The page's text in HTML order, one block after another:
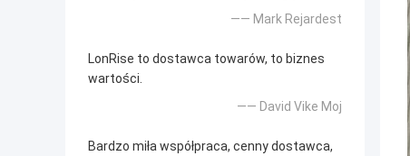
—— Mark Rejardest
LonRise to dostawca towarów, to biznes
wartości.
—— David Vike Moj
Bardzo miła współpraca, cenny dostawca,